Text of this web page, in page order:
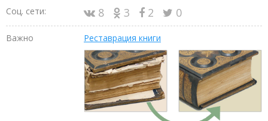
Соц. сети: 8 3 2 0
Важно Реставрация книги